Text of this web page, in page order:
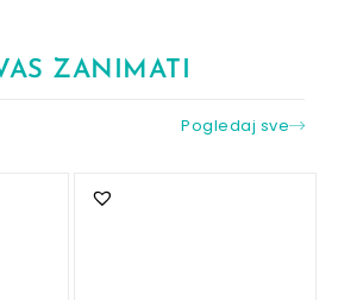
ZANIMATI
Pogledaj sve